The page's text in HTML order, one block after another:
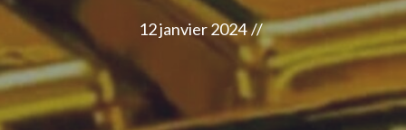
12 janvier 2024 //